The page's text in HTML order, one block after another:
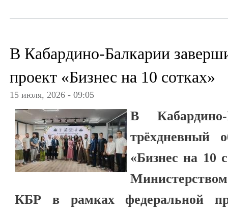
В Кабардино-Балкарии
проект «Бизнес на 10 сотках»
15 июля, 2026 - 09:05
В Кабардино-
трёхдневный
«Бизнес на 10
КБР в рамках федеральной